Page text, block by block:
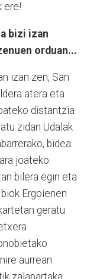
ere!
bizi izan
orduan...
izan zen, San
atera eta
distantzia
zidan Udalak
bidea
joateko.
bilera egin eta
Ergoienen
geratu
aurrean